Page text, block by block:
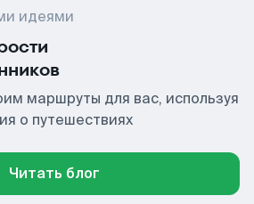
идеями
маршруты для вас, используя
о путешествиях
Читать блог